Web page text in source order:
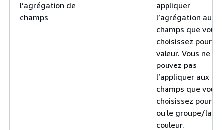
l’agrégation de
champs
appliquer
l’agrégation aux
champs que vous
choisissez pour la
valeur. Vous ne
pouvez pas
l’appliquer aux
champs que vous
choisissez pour
ou le groupe/la
couleur.